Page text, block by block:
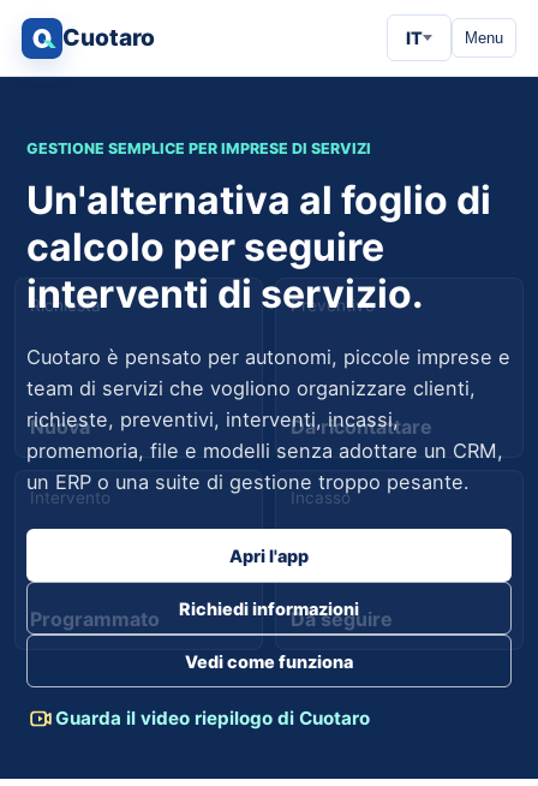
Cuotaro IT Menu
Richiesta
Nuova
Preventivo
Da ricontattare
Intervento
Programmato
Incasso
Da seguire
GESTIONE SEMPLICE PER IMPRESE DI SERVIZI
Un'alternativa al foglio di
calcolo per seguire
interventi di servizio.
Cuotaro è pensato per autonomi, piccole imprese e
team di servizi che vogliono organizzare clienti,
richieste, preventivi, interventi, incassi,
promemoria, file e modelli senza adottare un CRM,
un ERP o una suite di gestione troppo pesante.
Apri l'app
Richiedi informazioni
Vedi come funziona
Guarda il video riepilogo di Cuotaro